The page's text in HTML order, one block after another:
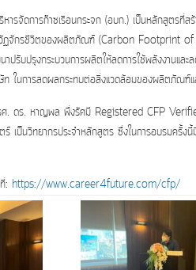
รจัดการก๊าซเรือนกระจก (อบก.) เป็นหลักสูตรที่ส
วัฏจักรชีวิตของผลิตภัณฑ์ (Carbon Footprint
าปรับปรุงกระบวนการผลิตให้ลดการใช้พลังงานแ
ในการลดผลกระทบต่อสิ่งแวดล้อมของผลิตภัณฑ์แ
. ดร. หาญพล พึ่งรัศมี Registered CFP
เป็นวิทยากรประจำหลักสูตร ซึ่งในการอบรมครั้
: https://www.career4future.com/cfp/